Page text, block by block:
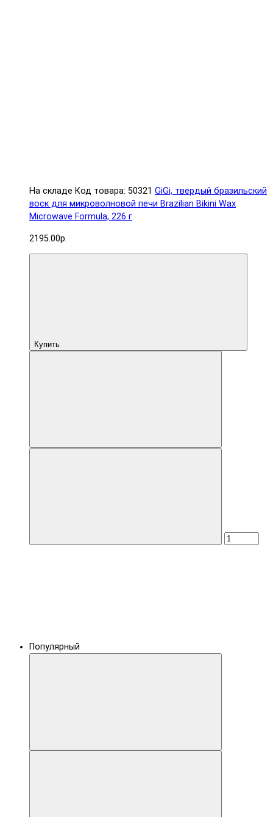
На складе Код товара: 50321 GiGi, твердый бразильский
воск для микроволновой печи Brazilian Bikini Wax
Microwave Formula, 226 г
2195.00р.
Купить
Популярный